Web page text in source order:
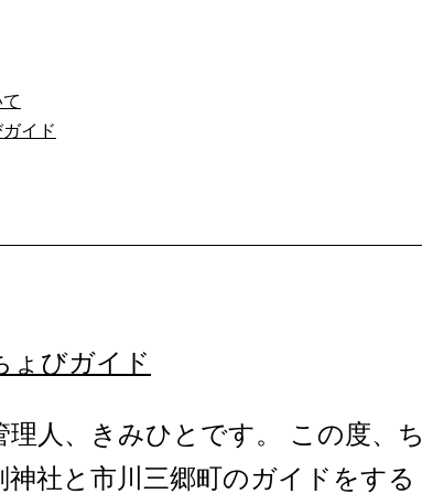
居
イド
ょびガイド
人、きみひとです。 この度、ち
神社と市川三郷町のガイドをする